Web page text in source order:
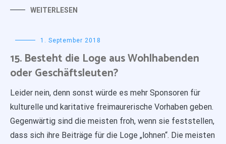
WEITERLESEN
1. September 2018
15. Besteht die Loge aus Wohlhabenden
oder Geschäftsleuten?
Leider nein, denn sonst würde es mehr Sponsoren für
kulturelle und karitative freimaurerische Vorhaben geben.
Gegenwärtig sind die meisten froh, wenn sie feststellen,
dass sich ihre Beiträge für die Loge „lohnen“. Die meisten